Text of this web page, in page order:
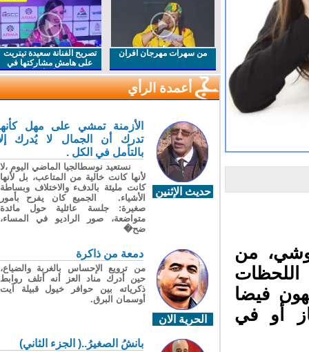
من
فيضا
أو في
من سهرات مهرجان افران
تصريح الفنانة سعيدة تيتريت
على هامش مشاركتها في
مهرجان افران
أعمدة الرأي
حديث الإثنين
الأزمنة تمشي على مهل كأنها
تدرك أن الجمال لا يُدرك إلا
بالتأمل في الكل .
نستعيد نوسطالجيا الماضي اليوم ،لا
لأنها كانت خالية من المتاعب، بل لأنها
كانت مليئة بالدفء والاختلاف وبساطة
الأشياء. الجميع كان يفرح بأمور
صغيرة: جلسة عائلية حول مائدة
متواضعة، صور الراديو في المساء،
ضح�
الحرية الان
دمعة من ذاكرة
من ترويع الإحساس بالغربة والضياع،
حين أدرك مناد العز أنه أتلف روابط
ذكرياته بين حوافر خيول قبيلة آيت
أوسمان البرق.
بانشُ الصغيرُ..( الجزء الثاني)